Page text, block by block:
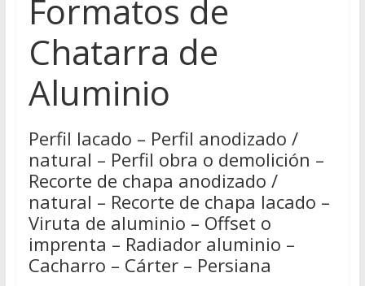
Formatos de
Chatarra de
Aluminio
Perfil lacado – Perfil anodizado /
natural – Perfil obra o demolición –
Recorte de chapa anodizado /
natural – Recorte de chapa lacado –
Viruta de aluminio – Offset o
imprenta – Radiador aluminio –
Cacharro – Cárter – Persiana